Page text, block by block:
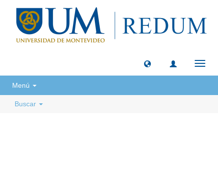
Menú
Buscar